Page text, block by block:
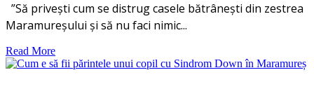
”Să privești cum se distrug casele bătrânești din zestrea
Maramureșului și să nu faci nimic...
Read More